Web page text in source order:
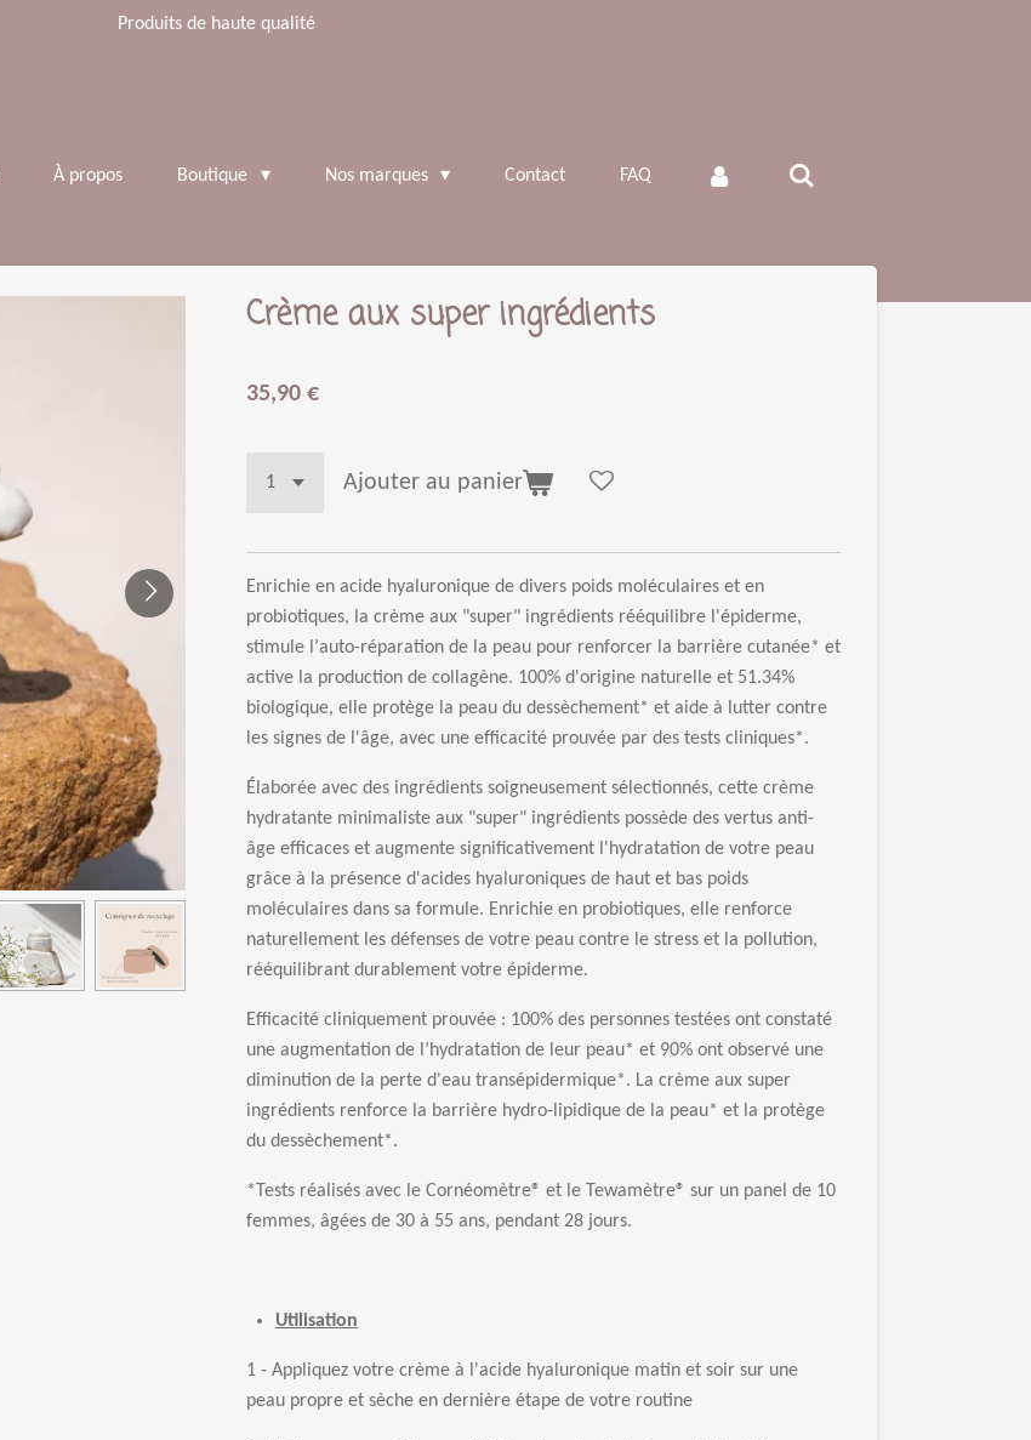
Produits de haute qualité
À propos Boutique Nos marques Contact FAQ
Crème aux super ingrédients
35,90 €
Ajouter au panier
Enrichie en acide hyaluronique de divers poids mol éculaires et en
probiotiques, la crème aux "super" ingrédients rééquilibre l'épiderme,
stimule l ’auto-réparation de la peau pour renforcer la barrière cutanée* et
active la production de collagène. 100% d'origine naturelle et 51.34%
biologique, elle protège la peau du dessèchement* et aide à lutter contre
les signes de l'âge, avec une efficacité prouvée par des tests cliniques*.
É laborée avec des ingrédients soigneusement sé lectionnés, cette crème
hydratante minimaliste aux "super" ingrédients possède des vertus anti-
âge efficaces et augmente significativement l'hydratation de votre peau
grâce à la présence d'acides hyaluroniques de haut et bas poids
mol éculaires dans sa formule. Enrichie en probiotiques, elle renforce
naturellement les défenses de votre peau contre le stress et la pollution,
rééquilibrant durablement votre épiderme.
Efficacité cliniquement prouvée : 100% des personnes testées ont constaté
une augmentation de l ’hydratation de leur peau* et 90% ont observé une
diminution de la perte d'eau transépidermique*. La crème aux super
ingrédients renforce la barrière hydro-lipidique de la peau* et la protège
du dessèchement*.
*Tests réalisés avec le Cornéomètre® et le Tewamètre® sur un panel de 10
femmes, âgées de 30 à 55 ans, pendant 28 jours.
Utilisation
1 - Appliquez votre crème à l'acide hyaluronique matin et soir sur une
peau propre et sèche en dernière étape de votre routine